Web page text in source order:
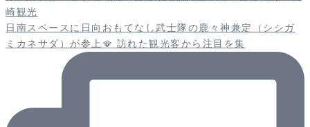
日南スペースに日向おもてなし武士隊の鹿々神兼定（シシガ
ミカネサダ）が参上🪭 訪れた観光客から注目を集